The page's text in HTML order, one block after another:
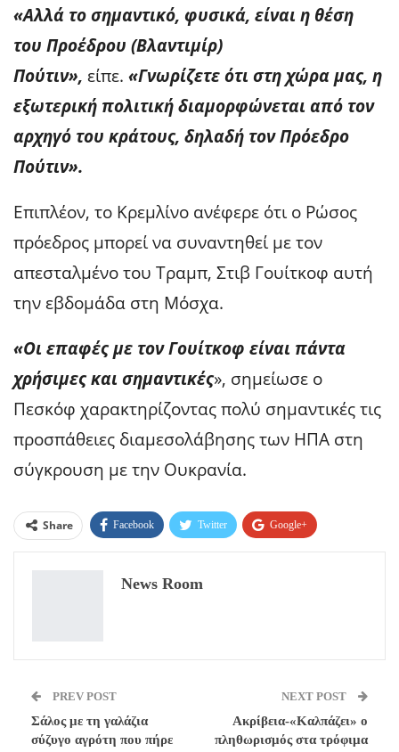
«Αλλά το σημαντικό, φυσικά, είναι η θέση
του Προέδρου (Βλαντιμίρ)
Πούτιν», είπε. «Γνωρίζετε ότι στη χώρα μας, η
εξωτερική πολιτική διαμορφώνεται από τον
αρχηγό του κράτους, δηλαδή τον Πρόεδρο
Πούτιν».
Επιπλέον, το Κρεμλίνο ανέφερε ότι ο Ρώσος
πρόεδρος μπορεί να συναντηθεί με τον
απεσταλμένο του Τραμπ, Στιβ Γουίτκοφ αυτή
την εβδομάδα στη Μόσχα.
«Οι επαφές με τον Γουίτκοφ είναι πάντα
χρήσιμες και σημαντικές», σημείωσε ο
Πεσκόφ χαρακτηρίζοντας πολύ σημαντικές τις
προσπάθειες διαμεσολάβησης των ΗΠΑ στη
σύγκρουση με την Ουκρανία.
Share Facebook Twitter Google+
News Room
PREV POST
Σάλος με τη γαλάζια
σύζυγο αγρότη που πήρε
NEXT POST
Ακρίβεια-«Καλπάζει» ο
πληθωρισμός στα τρόφιμα